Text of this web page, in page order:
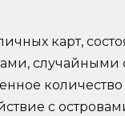
карт,
с